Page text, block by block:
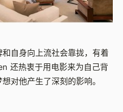
自身向上流社会靠拢，有着
还热衷于用电影来为自己背
对他产生了深刻的影响。